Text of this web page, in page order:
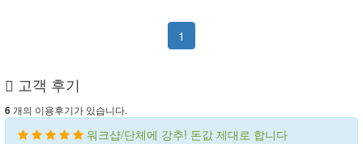
1
고객 후기
6 개의 이용후기가 있습니다.
워크샵/단체에 강추! 돈값 제대로 합니다